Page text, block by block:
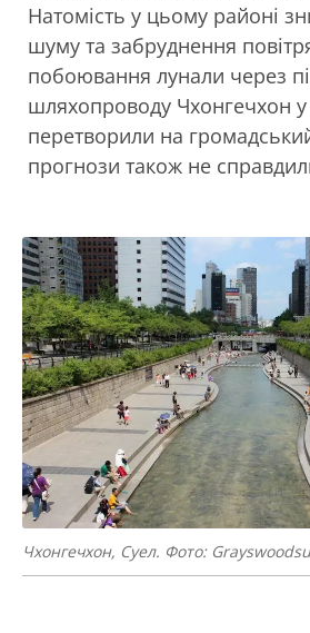
Натомість у цьому районі
шуму та забруднення
побоювання лунали через
шляхопроводу Чхонгечхон
перетворили на
прогнози також не
Чхонгечхон, Суел. Фото: